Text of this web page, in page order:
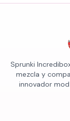
Sprunki
mezcla y
innovador